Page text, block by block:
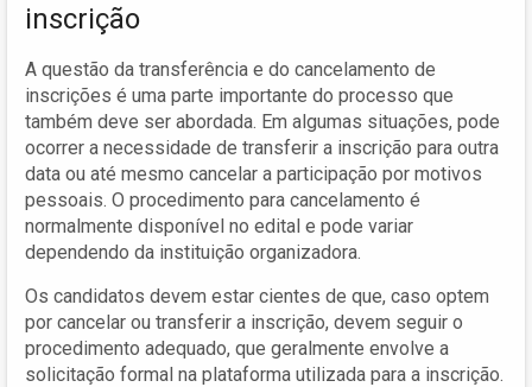
inscrição
A questão da transferência e do cancelamento de
inscrições é uma parte importante do processo que
também deve ser abordada. Em algumas situações, pode
ocorrer a necessidade de transferir a inscrição para outra
data ou até mesmo cancelar a participação por motivos
pessoais. O procedimento para cancelamento é
normalmente disponível no edital e pode variar
dependendo da instituição organizadora.
Os candidatos devem estar cientes de que, caso optem
por cancelar ou transferir a inscrição, devem seguir o
procedimento adequado, que geralmente envolve a
solicitação formal na plataforma utilizada para a inscrição.